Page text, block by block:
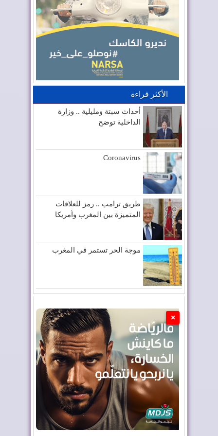
الأكثر قراءة
أحداث سبتة ومليلية .. وزارة
الداخلية توضح
Coronavirus
طريق ترامب .. رمز للعلاقات
المتميزة بين المغرب وأمريكا
موجة الحر تستمر في المغرب
×